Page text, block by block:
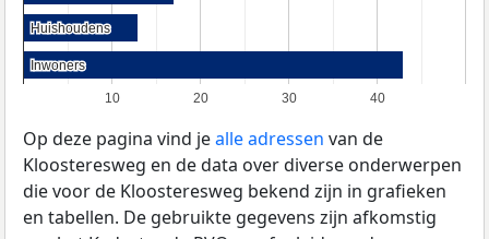
10 20 30 40
Huishoudens
Huishoudens
Inwoners
Inwoners
Op deze pagina vind jealle adressen van de
Kloosteresweg en de data over diverse onderwerpen
die voor de Kloosteresweg bekend zijn in grafieken
en tabellen. De gebruikte gegevens zijn afkomstig